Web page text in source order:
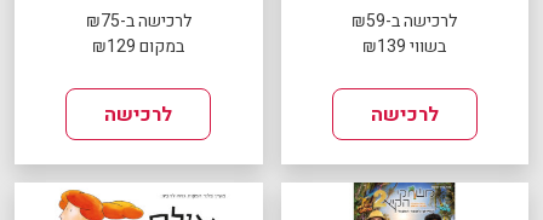
לרכישה ב-₪59
בשווי ₪139
לרכישה
לרכישה ב-₪75
במקום ₪129
לרכישה